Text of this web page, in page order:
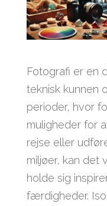
Fotografi er en
teknisk kunnen
perioder, hvor
muligheder for
rejse eller
miljøer, kan det
holde sig
færdigheder.